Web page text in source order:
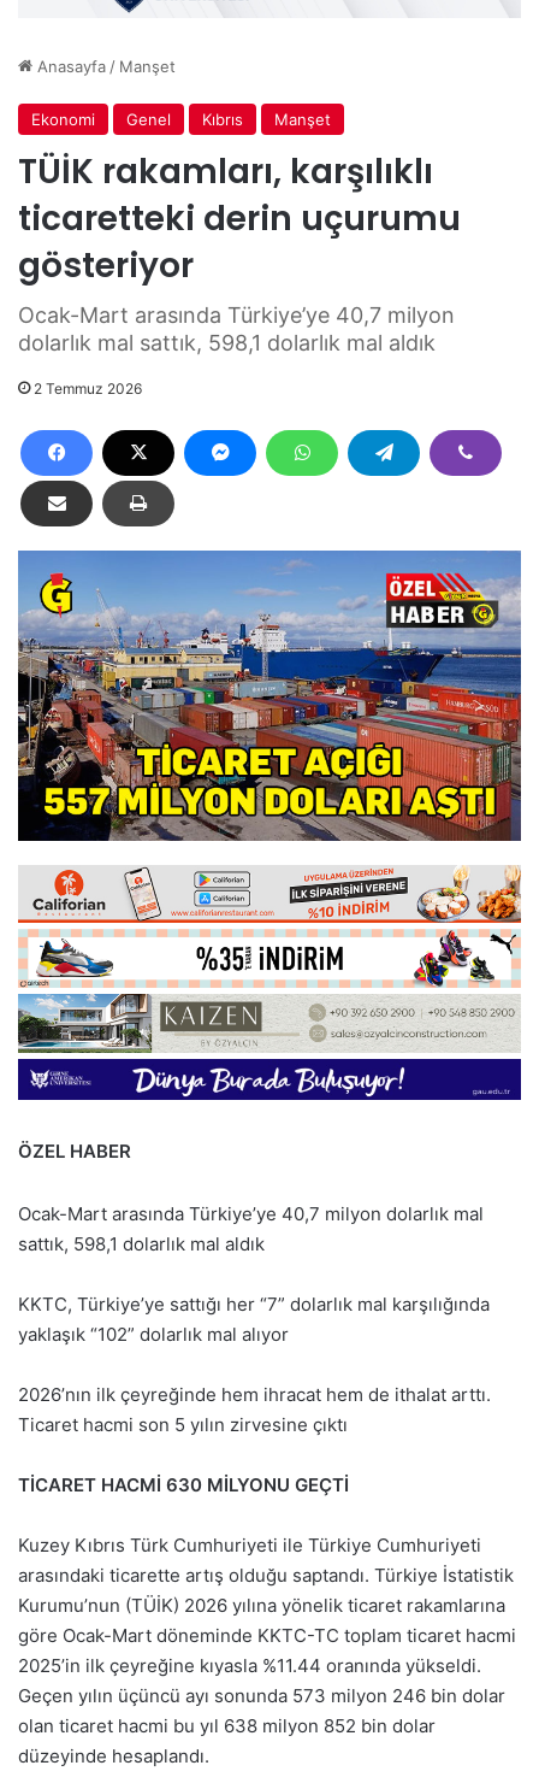
Anasayfa/ Manşet
Ekonomi Genel Kıbrıs Manşet
TÜİK rakamları, karşılıklı
ticaretteki derin uçurumu
gösteriyor
Ocak-Mart arasında Türkiye’ye 40,7 milyon
dolarlık mal sattık, 598,1 dolarlık mal aldık
2 Temmuz 2026
ÖZEL HABER
Ocak-Mart arasında Türkiye’ye 40,7 milyon dolarlık mal
sattık, 598,1 dolarlık mal aldık
KKTC, Türkiye’ye sattığı her “7” dolarlık mal karşılığında
yaklaşık “102” dolarlık mal alıyor
2026’nın ilk çeyreğinde hem ihracat hem de ithalat arttı.
Ticaret hacmi son 5 yılın zirvesine çıktı
TİCARET HACMİ 630 MİLYONU GEÇTİ
Kuzey Kıbrıs Türk Cumhuriyeti ile Türkiye Cumhuriyeti
arasındaki ticarette artış olduğu saptandı. Türkiye İstatistik
Kurumu’nun (TÜİK) 2026 yılına yönelik ticaret rakamlarına
göre Ocak-Mart döneminde KKTC-TC toplam ticaret hacmi
2025’in ilk çeyreğine kıyasla %11.44 oranında yükseldi.
Geçen yılın üçüncü ayı sonunda 573 milyon 246 bin dolar
olan ticaret hacmi bu yıl 638 milyon 852 bin dolar
düzeyinde hesaplandı.